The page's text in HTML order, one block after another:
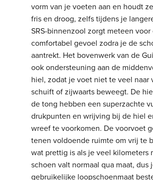
vorm van je voeten aan en houdt
fris en droog, zelfs tijdens je
SRS-binnenzool zorgt meteen voor
comfortabel gevoel zodra je de
aantrekt. Het bovenwerk van de
ook ondersteuning aan de
hiel, zodat je voet niet te veel naar
schuift of zijwaarts beweegt. De
de tong hebben een superzachte
drukpunten en wrijving bij de hiel
wreef te voorkomen. De voorvoet
tenen voldoende ruimte om vrij te
wat prettig is als je veel kilometers
schoen valt normaal qua maat, dus
gebruikelijke loopschoenmaat